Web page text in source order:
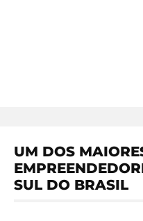
UM DOS
SUL DO BRASIL